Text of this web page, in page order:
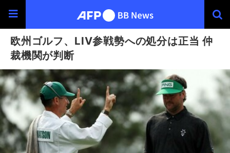
欧州ゴルフ、LIV参戦勢への処分は正当 仲
裁機関が判断